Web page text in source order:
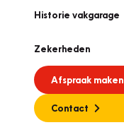
Historie vakgarage
Zekerheden
Afspraak maken
Contact